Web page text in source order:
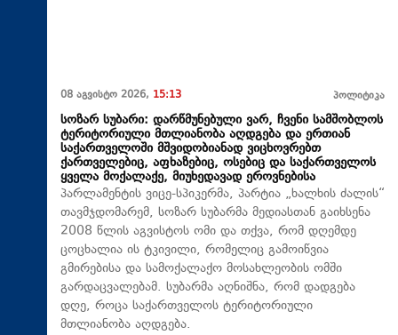
08 აგვისტო 2026, 15:13 პოლიტიკა
სოზარ სუბარი: დარწმუნებული ვარ, ჩვენი სამშობლოს
ტერიტორიული მთლიანობა აღდგება და ერთიან
საქართველოში მშვიდობიანად ვიცხოვრებთ
ქართველებიც, აფხაზებიც, ოსებიც და საქართველოს
ყველა მოქალაქე, მიუხედავად ეროვნებისა
პარლამენტის ვიცე-სპიკერმა, პარტია „ხალხის ძალის“
თავმჯდომარემ, სოზარ სუბარმა მედიასთან გაიხსენა
2008 წლის აგვისტოს ომი და თქვა, რომ დღემდე
ცოცხალია ის ტკივილი, რომელიც გამოიწვია
გმირებისა და სამოქალაქო მოსახლეობის ომში
გარდაცვალებამ. სუბარმა აღნიშნა, რომ დადგება
დღე, როცა საქართველოს ტერიტორიული
მთლიანობა აღდგება.